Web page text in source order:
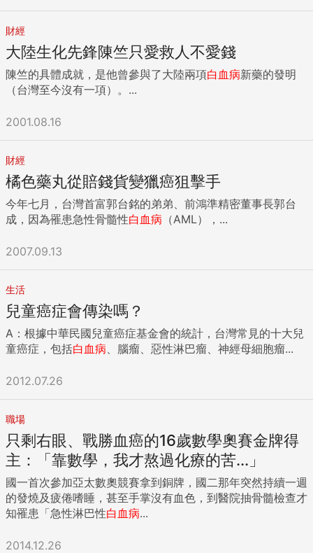
財經
大陸生化先鋒陳竺只愛救人不愛錢
陳竺的具體成就，是他曾參與了大陸兩項白血病新藥的發明
（台灣至今沒有一項）。...
2001.08.16
財經
橘色藥丸從賠錢貨變獵癌狙擊手
今年七月，台灣首富郭台銘的弟弟、前鴻準精密董事長郭台
成，因為罹患急性骨髓性白血病 （AML），...
2007.09.13
生活
兒童癌症會傳染嗎？
A：根據中華民國兒童癌症基金會的統計，台灣常見的十大兒
童癌症，包括白血病 、腦瘤、惡性淋巴瘤、神經母細胞瘤...
2012.07.26
職場
只剩右眼、戰勝血癌的16歲數學奧賽金牌得
主：「靠數學，我才熬過化療的苦...」
國一首次參加亞太數奧競賽拿到銅牌，國二那年突然持續一週
的發燒及疲倦嗜睡，甚至手掌沒有血色，到醫院抽骨髓檢查才
知罹患「急性淋巴性白血病...
2014.12.26